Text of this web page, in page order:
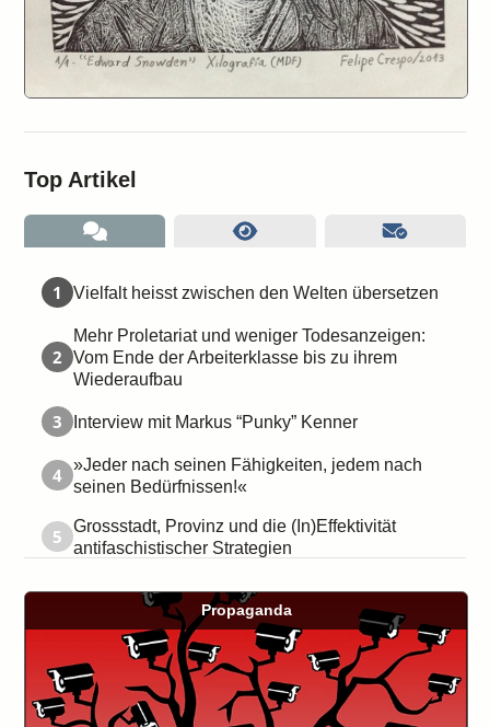
Top Artikel
1 Vielfalt heisst zwischen den Welten übersetzen
2
Mehr Proletariat und weniger Todesanzeigen:
Vom Ende der Arbeiterklasse bis zu ihrem
Wiederaufbau
3 Interview mit Markus “Punky” Kenner
4
»Jeder nach seinen Fähigkeiten, jedem nach
seinen Bedürfnissen!«
5
Grossstadt, Provinz und die (In)Effektivität
antifaschistischer Strategien
Propaganda